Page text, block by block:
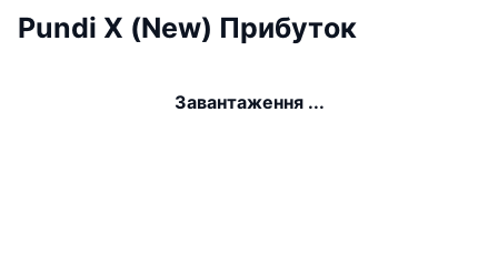
Pundi X (New) Прибуток
Завантаження ...